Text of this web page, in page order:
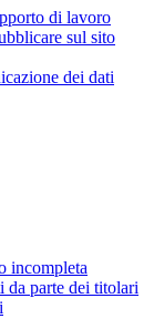
di lavoro
sul sito
dei dati
incompleta
da parte dei titolari